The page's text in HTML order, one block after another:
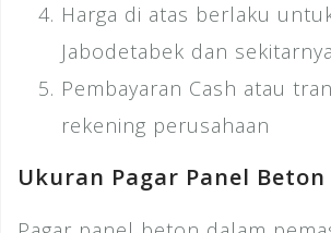
Harga di atas berlaku
Jabodetabek dan
Pembayaran Cash atau
rekening perusahaan
Ukuran Pagar Panel Beton